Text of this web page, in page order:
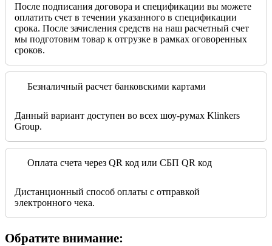
После подписания договора и спецификации вы можете
оплатить счет в течении указанного в спецификации
срока. После зачисления средств на наш расчетный счет
мы подготовим товар к отгрузке в рамках оговоренных
сроков.
Безналичный расчет банковскими картами
Данный вариант доступен во всех шоу-румах Klinkers
Group.
Оплата счета через QR код или СБП QR код
Дистанционный способ оплаты с отправкой
электронного чека.
Обратите внимание: